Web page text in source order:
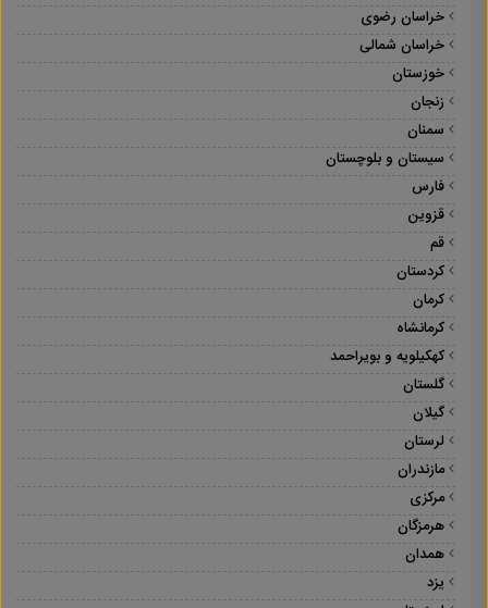
خراسان رضوی
خراسان شمالی
خوزستان
زنجان
سمنان
سیستان و بلوچستان
فارس
قزوین
قم
کردستان
کرمان
کرمانشاه
کهکیلویه و بویراحمد
گلستان
گیلان
لرستان
مازندران
مرکزی
هرمزگان
همدان
یزد